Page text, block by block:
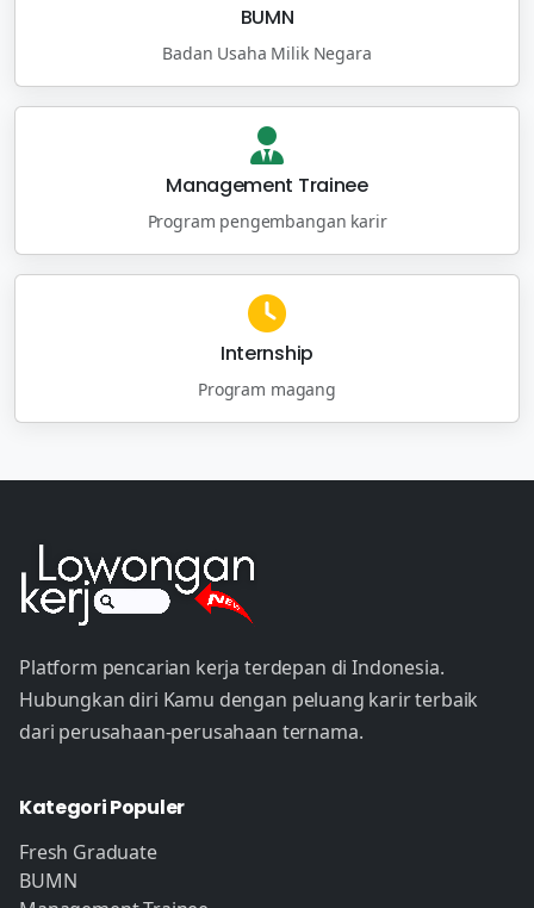
BUMN
Badan Usaha Milik Negara
Management Trainee
Program pengembangan karir
Internship
Program magang
Platform pencarian kerja terdepan di Indonesia.
Hubungkan diri Kamu dengan peluang karir terbaik
dari perusahaan-perusahaan ternama.
Kategori Populer
Fresh Graduate
BUMN